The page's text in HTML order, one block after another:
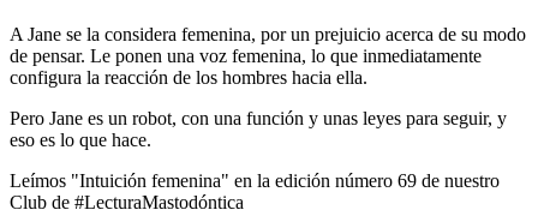
A Jane se la considera femenina, por un prejuicio acerca de su modo
de pensar. Le ponen una voz femenina, lo que inmediatamente
configura la reacción de los hombres hacia ella.
Pero Jane es un robot, con una función y unas leyes para seguir, y
eso es lo que hace.
Leímos "Intuición femenina" en la edición número 69 de nuestro
Club de #LecturaMastodóntica